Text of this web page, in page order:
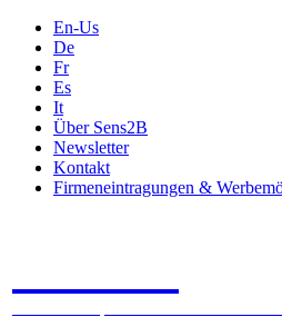
En-Us
De
Fr
Es
It
Über Sens2B
Newsletter
Kontakt
Firmeneintragungen &